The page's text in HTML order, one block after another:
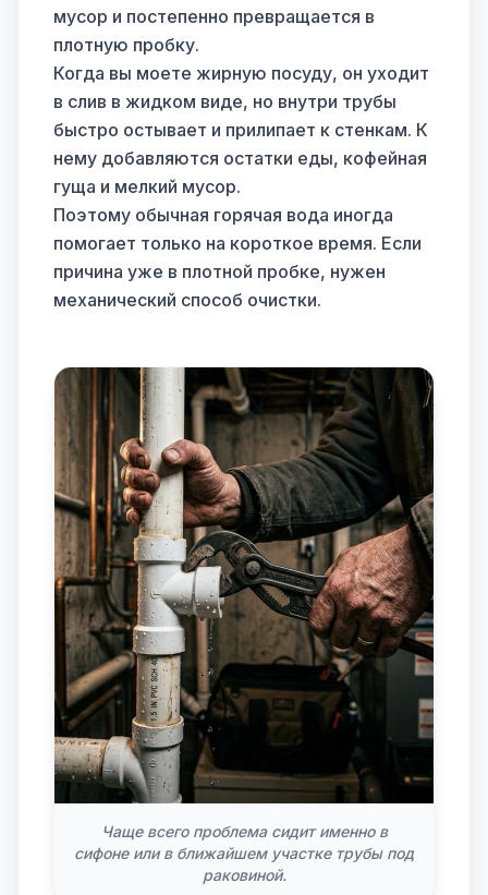
мусор и постепенно превращается в
плотную пробку.
Когда вы моете жирную посуду, он уходит
в слив в жидком виде, но внутри трубы
быстро остывает и прилипает к стенкам. К
нему добавляются остатки еды, кофейная
гуща и мелкий мусор.
Поэтому обычная горячая вода иногда
помогает только на короткое время. Если
причина уже в плотной пробке, нужен
механический способ очистки.
Чаще всего проблема сидит именно в
сифоне или в ближайшем участке трубы под
раковиной.